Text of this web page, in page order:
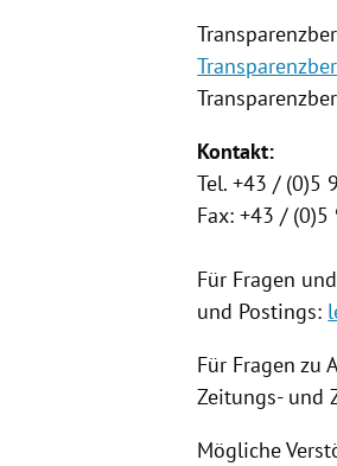
Kontakt:
Tel. +43 / (0)5
Fax: +43 /
Für Fragen
und Postings:
Für Fragen zu
Zeitungs- und
Mögliche